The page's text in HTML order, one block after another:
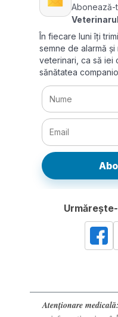
Abonează-
În fiecare luni îți
semne de alarmă
veterinari, ca să iei
sănătatea
Atenționare medicală: